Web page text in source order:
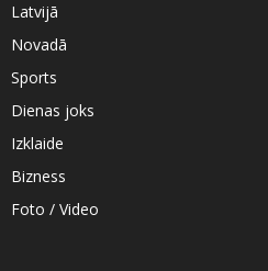
Latvijā
Novadā
Sports
Dienas joks
Izklaide
Bizness
Foto / Video